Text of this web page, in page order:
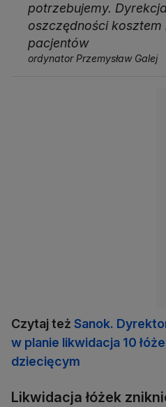
potrzebujemy.
oszczędności kosztem
pacjentów
ordynator Przemysław Galej
Czytaj też Sanok.
w planie likwidacja 10
dziecięcym
Likwidacja łóżek